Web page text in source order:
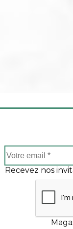
Recevez nos